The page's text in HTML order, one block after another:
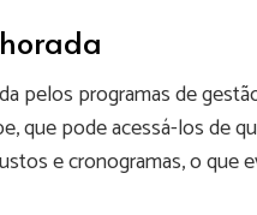
pelos programas de
que pode acessá-los de
e cronogramas, o que